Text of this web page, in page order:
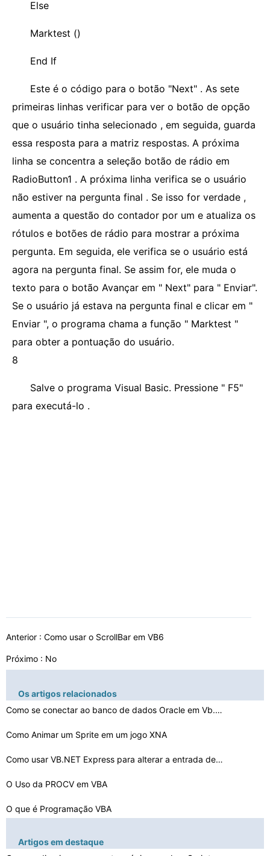
Else
Marktest ()
End If
Este é o código para o botão "Next" . As sete
primeiras linhas verificar para ver o botão de opção
que o usuário tinha selecionado , em seguida, guarda
essa resposta para a matriz respostas. A próxima
linha se concentra a seleção botão de rádio em
RadioButton1 . A próxima linha verifica se o usuário
não estiver na pergunta final . Se isso for verdade ,
aumenta a questão do contador por um e atualiza os
rótulos e botões de rádio para mostrar a próxima
pergunta. Em seguida, ele verifica se o usuário está
agora na pergunta final. Se assim for, ele muda o
texto para o botão Avançar em " Next" para " Enviar".
Se o usuário já estava na pergunta final e clicar em "
Enviar ", o programa chama a função " Marktest "
para obter a pontuação do usuário.
8
Salve o programa Visual Basic. Pressione " F5"
para executá-lo .
Anterior : Como usar o ScrollBar em VB6
Próximo : No
Os artigos relacionados
Como se conectar ao banco de dados Oracle em Vb.Net OLE…
Como Animar um Sprite em um jogo XNA
Como usar VB.NET Express para alterar a entrada de grav…
O Uso da PROCV em VBA
O que é Programação VBA
Artigos em destaque